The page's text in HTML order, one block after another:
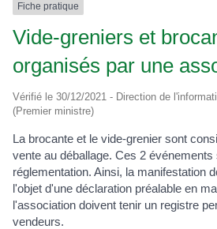
Fiche pratique
Vide-greniers et
organisés par une
Vérifié le 30/12/2021 - Direction de
(Premier ministre)
La brocante et le vide-grenier sont
vente au déballage. Ces 2
réglementation. Ainsi, la manifestation
l'objet d'une déclaration préalable en
l'association doivent tenir un registre
vendeurs.